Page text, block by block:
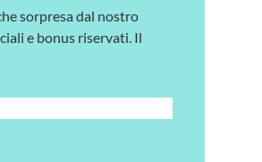
sorpresa dal nostro
e bonus riservati. Il